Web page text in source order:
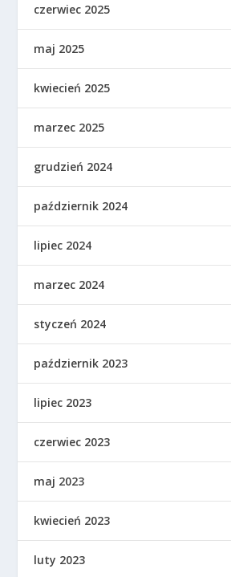
czerwiec 2025
maj 2025
kwiecień 2025
marzec 2025
grudzień 2024
październik 2024
lipiec 2024
marzec 2024
styczeń 2024
październik 2023
lipiec 2023
czerwiec 2023
maj 2023
kwiecień 2023
luty 2023